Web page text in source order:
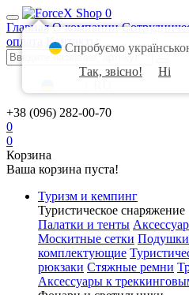
0
Главная О компании
оплата
Контакты
+38 (096) 282-00-70
0
0
Корзина
Ваша корзина пуста!
Туризм и кемпинг
Туристическое снаряжение
Палатки и тенты
Москитные сетки Подушки
комплектующие
рюкзаки Стяжные ремни
Аксессуары к
Спробуємо
Так, звісно!
Ні